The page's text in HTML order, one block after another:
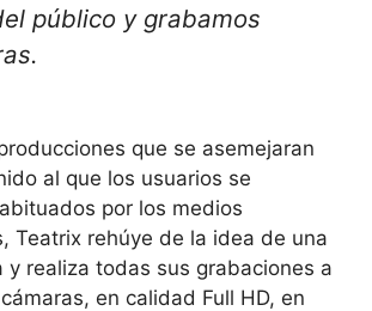
público y grabamos
que se asemejaran
al que los usuarios se
por los medios
Teatrix rehúye de la idea de una
y realiza todas sus grabaciones a
en calidad Full HD, en